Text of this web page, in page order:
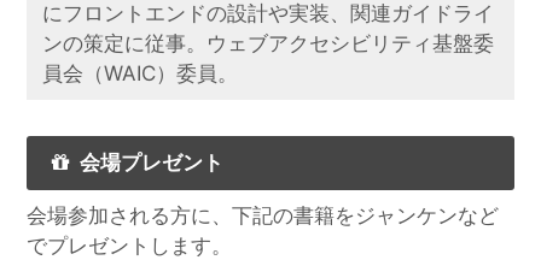
にフロントエンドの設計や実装、関連ガイドライ
ンの策定に従事。ウェブアクセシビリティ基盤委
員会（WAIC）委員。
会場プレゼント
会場参加される方に、下記の書籍をジャンケンなど
でプレゼントします。